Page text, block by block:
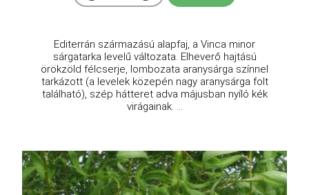
Editerrán származású alapfaj, a Vinca minor
sárgatarka levelű változata. Elheverő hajtású
örökzöld félcserje, lombozata aranysárga színnel
tarkázott (a levelek közepén nagy aranysárga folt
található), szép hátteret adva májusban nyíló kék
virágainak. ...